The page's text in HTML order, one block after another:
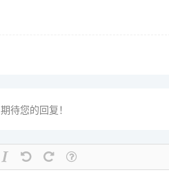
期待您的回复！